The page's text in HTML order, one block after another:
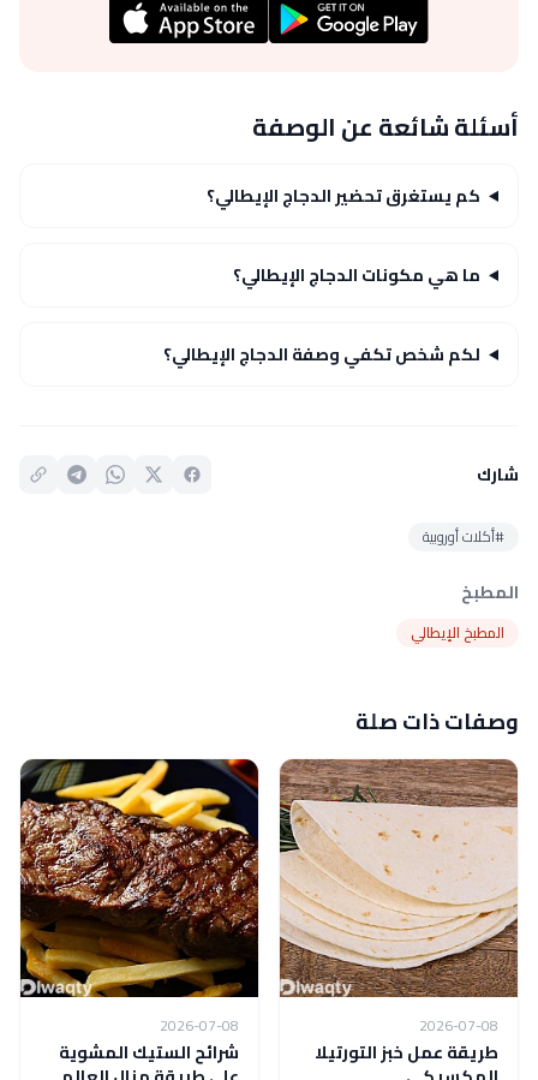
أسئلة شائعة عن الوصفة
كم يستغرق تحضير الدجاج الإيطالي؟
ما هي مكونات الدجاج الإيطالي؟
لكم شخص تكفي وصفة الدجاج الإيطالي؟
شارك
#أكلات أوروبية
المطبخ
المطبخ الإيطالي
وصفات ذات صلة
2026-07-08
طريقة عمل خبز التورتيلا
2026-07-08
شرائح الستيك المشوية